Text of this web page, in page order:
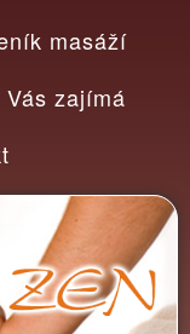
masáží
Vás zajímá